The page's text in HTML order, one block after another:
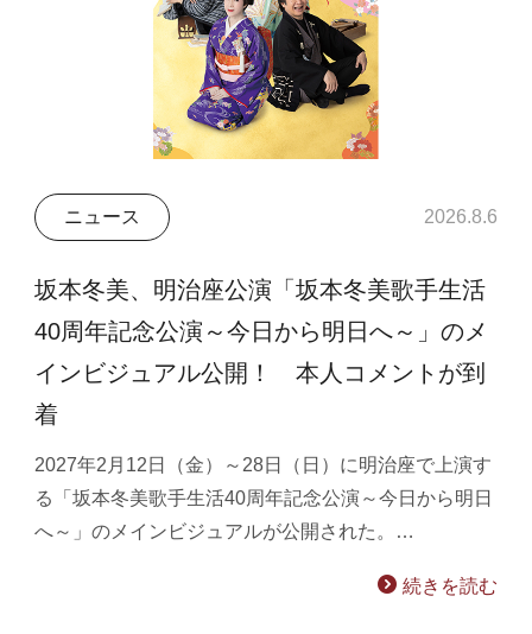
ニュース 2026.8.6
坂本冬美、明治座公演「坂本冬美歌手生活
40周年記念公演～今日から明日へ～」のメ
インビジュアル公開！ 本人コメントが到
着
2027年2月12日（金）～28日（日）に明治座で上演す
る「坂本冬美歌手生活40周年記念公演～今日から明日
へ～」のメインビジュアルが公開された。…
続きを読む